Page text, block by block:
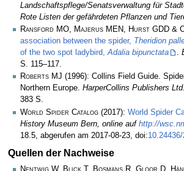
Landschaftspflege/Senatsverwaltung für
Rote Listen der gefährdeten Pflanzen und
Ransford MO, Majerus MEN, Hurst GDD &
association between the spider, Theridion
of the two spot ladybird,Adalia bipunctata .
S. 115–117.
Roberts MJ (1996): Collins Field Guide.
Northern Europe. HarperCollins Publishers Ltd.
383 S.
World Spider Catalog (2017): World Spider
History Museum Bern, online auf http://
18.5, abgerufen am 2017-08-23, doi:10.24436/
Quellen der Nachweise
Nentwig W, Blick T, Bosmans R, Gloor D,